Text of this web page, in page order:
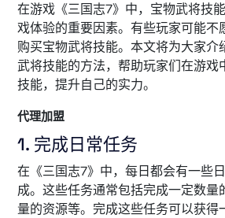
在游戏《三国志7》中，宝物武将技
戏体验的重要因素。有些玩家可能不
购买宝物武将技能。本文将为大家介
武将技能的方法，帮助玩家们在游戏
技能，提升自己的实力。
代理加盟
1. 完成日常任务
在《三国志7》中，每日都会有一些
成。这些任务通常包括完成一定数量
量的资源等。完成这些任务可以获得